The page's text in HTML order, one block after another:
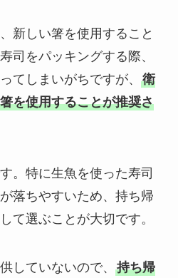
新しい箸を使用すること
司をパッキングする際、
てしまいがちですが、
衛
を使用することが推奨さ
。特に生魚を使った寿司
落ちやすいため、持ち帰
て選ぶことが大切です。
していないので、 持ち帰